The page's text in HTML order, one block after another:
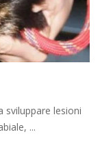
sviluppare lesioni
...